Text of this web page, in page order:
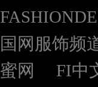
国网服饰频
蜜网
FI中